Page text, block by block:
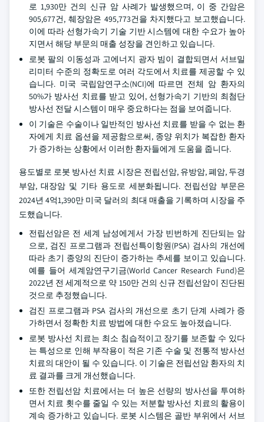
로 1,930만 건의 신규 암 사례가 발생했으며, 이 중 간암은
905,677건, 췌장암은 495,773건을 차지했다고 보고했습니다.
이에 따라 선형가속기 기술 기반 시스템에 대한 수요가 높아
지면서 해당 부문의 매출 성장을 견인하고 있습니다.
로봇 팔의 이동성과 고에너지 광자 빔이 결합되면서 서브밀
리미터 수준의 정확도로 여러 각도에서 치료를 제공할 수 있
습니다. 미국 국립암연구소(NCI)에 따르면 전체 암 환자의
50%가 방사선 치료를 받고 있어, 선형가속기 기반의 최첨단
방사선 전달 시스템이 매우 중요하다는 점을 보여줍니다.
이 기술은 수술이나 일반적인 방사선 치료를 받을 수 없는 환
자에게 치료 옵션을 제공함으로써, 종양 위치가 복잡한 환자
가 증가하는 상황에서 이러한 환자들에게 도움을 줍니다.
용도별로 로봇 방사선 치료 시장은 전립선암, 유방암, 폐암, 두경
부암, 대장암 및 기타 용도로 세분화됩니다. 전립선암 부문은
2024년 4억1,390만 미국 달러의 최대 매출을 기록하며 시장을 주
도했습니다.
전립선암은 전 세계 남성에게서 가장 빈번하게 진단되는 암
으로, 검진 프로그램과 전립선특이항원(PSA) 검사의 개선에
따라 초기 종양의 진단이 증가하는 추세를 보이고 있습니다.
예를 들어 세계암연구기금(World Cancer Research Fund)은
2022년 전 세계적으로 약 150만 건의 신규 전립선암이 진단된
것으로 추정했습니다.
검진 프로그램과 PSA 검사의 개선으로 초기 단계 사례가 증
가하면서 정확한 치료 방법에 대한 수요도 높아졌습니다.
로봇 방사선 치료는 최소 침습적이고 장기를 보존할 수 있다
는 특성으로 인해 부작용이 적은 기존 수술 및 전통적 방사선
치료의 대안이 될 수 있습니다. 이 기술은 전립선암 환자의 치
료 결과를 크게 개선했습니다.
또한 전립선암 치료에서는 더 높은 선량의 방사선을 투여하
면서 치료 횟수를 줄일 수 있는 저분할 방사선 치료의 활용이
계속 증가하고 있습니다. 로봇 시스템은 골반 부위에서 서브